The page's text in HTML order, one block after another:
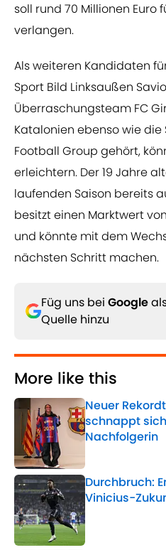
soll rund 70 Millionen Euro
verlangen.
Als weiteren Kandidaten
Sport Bild Linksaußen
Überraschungsteam FC
Katalonien ebenso wie die
Football Group gehört,
erleichtern. Der 19 Jahre
laufenden Saison bereits
besitzt einen Marktwert
und könnte mit dem
nächsten Schritt machen.
Füg uns bei Google
Quelle hinzu
More like this
Neuer
schnappt
Nachfolgerin
Durchbruch:
Vinicius-
Published by on